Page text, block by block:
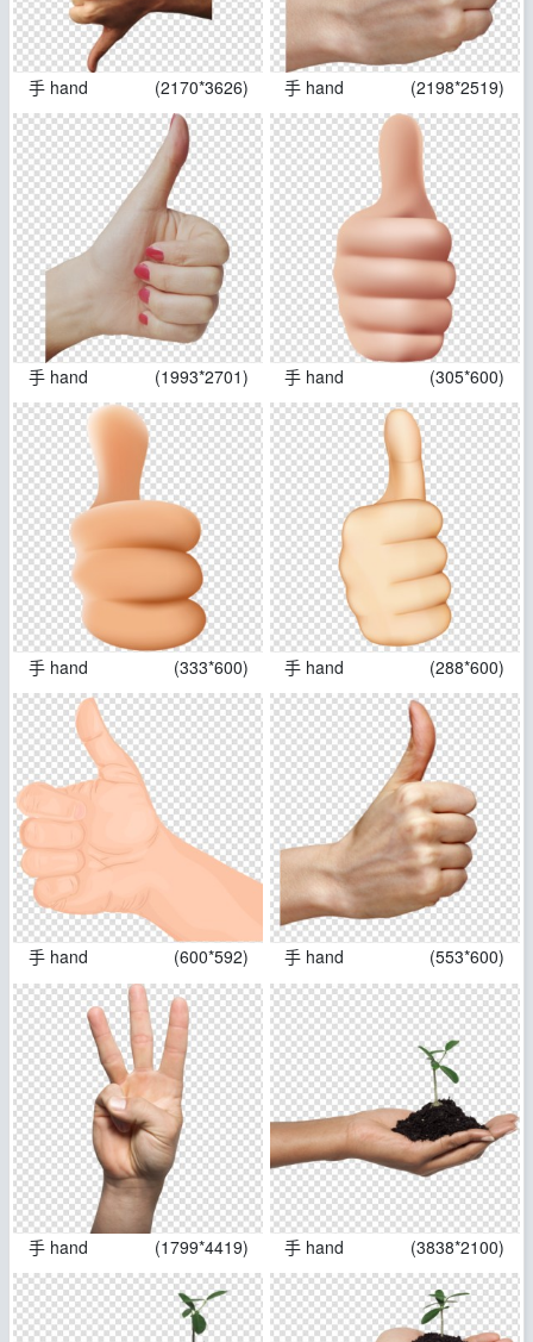
手 hand (2170*3626) 手 hand (2198*2519)
手 hand (1993*2701) 手 hand (305*600)
手 hand (333*600) 手 hand (288*600)
手 hand (600*592) 手 hand (553*600)
手 hand (1799*4419) 手 hand (3838*2100)